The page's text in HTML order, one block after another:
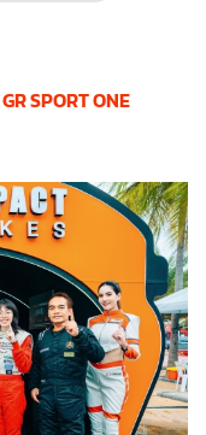
SPORT ONE